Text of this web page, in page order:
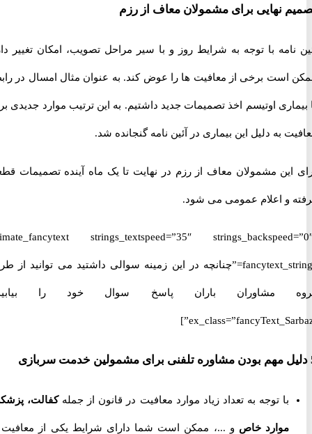
نهایی برای مشمولان معاف از رزم
با توجه به شرایط روز و با سیر مراحل تصویب، امکان تغییر دارد.
برخی از معافیت ها را عوض کند. به عنوان مثال امسال در رابطه
اوتیسم اخذ تصمیمات جدید داشتیم. به این ترتیب موارد جدیدی برای
به دلیل این بیماری در آئین نامه گنجانده شد.
مشمولان معاف از رزم در نهایت تا یک ماه آینده تصمیمات قطعی
و اعلام عمومی می شود.
[ultimate_fancytext strings_textspeed=”35″
fancytext_strings=”چنانچه در این زمینه سوالی داشتید می توانید از طریق
مشاوران باران پاسخ سوال خود را بیابید.”
با توجه به تعداد زیاد موارد معافیت در قانون از جملهکفالت، پزشکی،
موارد خاصو ...، ممکن است شما دارای شرایط یکی از معافیت ها